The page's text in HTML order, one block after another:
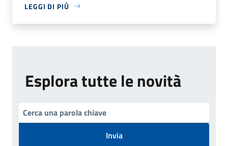
LEGGI DI PIÙ
Esplora tutte le novità
Invia